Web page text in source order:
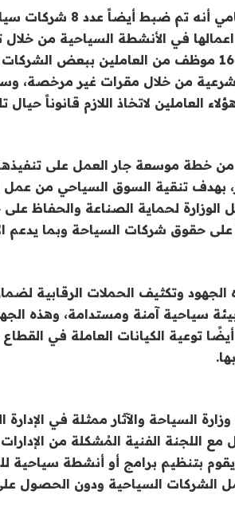
وأضافت سامية سامي
في الأنشطة السياحية من
بالإضافة إلى ضبط 16 موظف من العاملين
من خلال مقرات غير مرخصة،
العاملين لاتخاذ اللازم قانوناً حيال
من خطة موسعة جار العمل على
بهدف تنقية السوق السياحي من عمل
لحماية الصناعة والحفاظ على
حقوق شركات السياحة وبما يدعم
وتكثيف الحملات الرقابية لضمان
سياحية آمنة ومستدامة، وهذه
الكيانات العاملة في القطاع
وزارة السياحة والآثار ممثلة في
اللجنة الفنية المُشكلة من الإدارات
بتنظيم برامج أو أنشطة سياحية
الشركات السياحية ودون الحصول